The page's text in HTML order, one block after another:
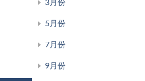
3月份
5月份
7月份
9月份